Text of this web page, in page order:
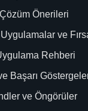
Önerileri
ve
Rehberi
Başarı
ve Öngörüler